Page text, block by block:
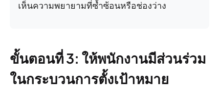
เห็นความพยายามที่ซ้ำซ้อนหรือช่องว่าง
ขั้นตอนที่ 3: ให้พนักงานมีส่วนร่วม
ในกระบวนการตั้งเป้าหมาย